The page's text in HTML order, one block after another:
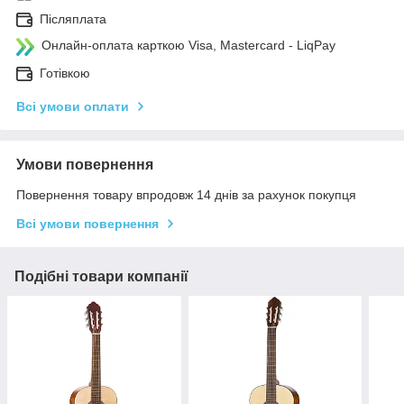
Післяплата
Онлайн-оплата карткою Visa, Mastercard - LiqPay
Готівкою
Всі умови оплати
Умови повернення
Повернення товару впродовж 14 днів за рахунок покупця
Всі умови повернення
Подібні товари компанії